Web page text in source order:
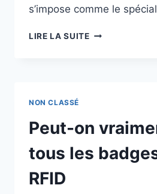
s’impose comme le
LIRE LA SUITE
NON CLASSÉ
Peut-on
tous les
RFID